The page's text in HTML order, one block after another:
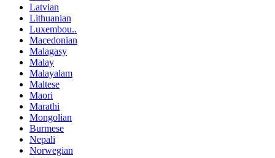
Latvian
Lithuanian
Luxembou..
Macedonian
Malagasy
Malay
Malayalam
Maltese
Maori
Marathi
Mongolian
Burmese
Nepali
Norwegian